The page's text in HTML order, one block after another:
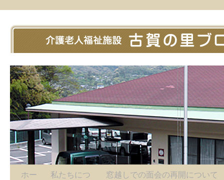
ホー
私たちにつ
窓越しでの面会の再開につい